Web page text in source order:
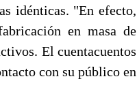
idénticas. "En efecto,
en masa de
El cuentacuentos
con su público en